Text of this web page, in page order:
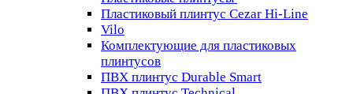
Пластиковый плинтус Cezar Hi-Line
Vilo
Комплектующие для пластиковых
плинтусов
ПВХ плинтус Durable Smart